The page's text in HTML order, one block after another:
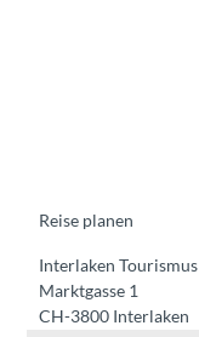
m
Reise planen
Interlaken Tourismus
Marktgasse 1
CH-3800 Interlaken